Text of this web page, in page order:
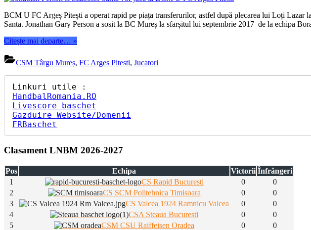
BCM U FC Argeș Pitești a operat rapid pe piața transferurilor, astfel după plecarea lui Loți
Santa. Jonathan Gary Person a sosit la BC Mureș la sfarșitul lui septembrie 2017 de la echipa
Citește mai departe… “Jonathan
Szabolcs
Santa
vor
juca
la
BCM
U
Arges
Pitesti”
»
CSM Târgu Mureș, FC Arges Pitesti, Jucatori
HandbalRomania.RO
Livescore baschet
Gazduire Website/Domenii
FRBaschet
Clasament LNBM 2026-2027
Pos Echipa Victorii Înfrângeri
1
CS Rapid Bucuresti 0
0
2
CS SCM Politehnica Timisoara 0
0
3
CS Valcea 1924 Ramnicu Valcea 0
0
4
CSA Steaua Bucuresti 0
0
5
CSM CSU Raiffeisen Oradea 0
0